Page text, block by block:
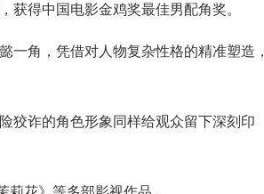
获得中国电影金鸡奖最佳男配角奖。
一角，凭借对人物复杂性格的精准塑造，
狡诈的角色形象同样给观众留下深刻印